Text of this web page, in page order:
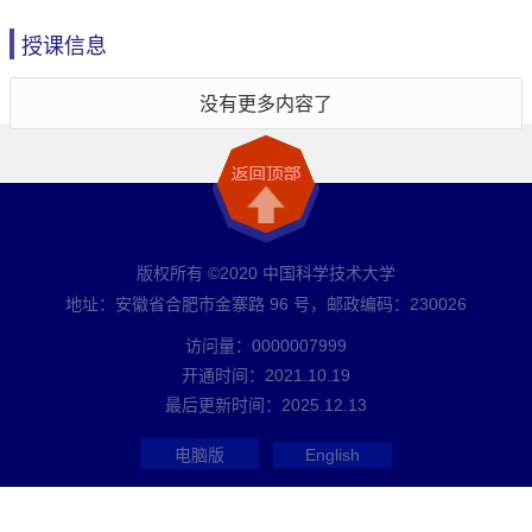
授课信息
没有更多内容了
版权所有 ©2020 中国科学技术大学
地址：安徽省合肥市金寨路 96 号，邮政编码：230026
访问量： 0000007999
开通时间： 2021 10 19
最后更新时间： 2025 12 13
电脑版 English